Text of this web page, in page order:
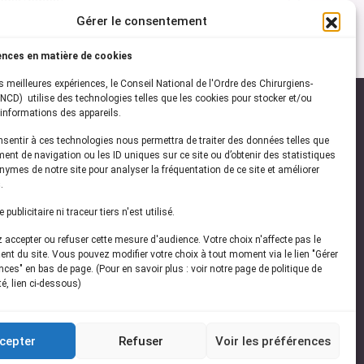
Gérer le consentement
en matière de cookies
meilleures expériences, le Conseil National de l'Ordre des Chirurgiens-
utilise des technologies telles que les cookies pour stocker et/ou
des appareils.
à ces technologies nous permettra de traiter des données telles que
de navigation ou les ID uniques sur ce site ou d’obtenir des statistiques
de notre site pour analyser la fréquentation de ce site et améliorer
publicitaire ni traceur tiers n'est utilisé.
accepter ou refuser cette mesure d'audience. Votre choix n'affecte pas le
du site. Vous pouvez modifier votre choix à tout moment via le lien "Gérer
en bas de page. (Pour en savoir plus : voir notre page de politique de
lien ci-dessous)
Refuser Voir les préférences
vous à notrenewsletter
les dernières actualités de l'ONCD